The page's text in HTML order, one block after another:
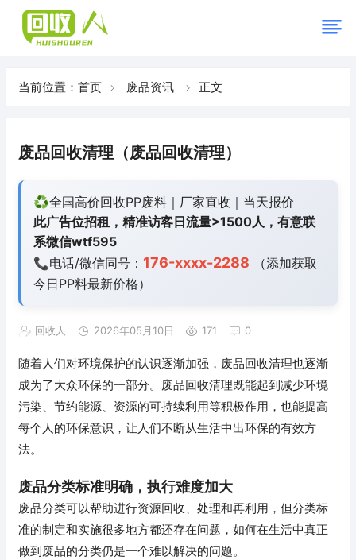
当前位置： 首页 废品资讯 正文
废品回收清理（废品回收清理）
♻️全国高价回收PP废料｜厂家直收｜当天报价
此广告位招租，精准访客日流量>1500人，有意联
系微信wtf595
📞电话/微信同号： 176-xxxx-2288 （添加获取
今日PP料最新价格）
回收人 2026年05月10日 171 0
随着人们对环境保护的认识逐渐加强，废品回收清理也逐渐
成为了大众环保的一部分。废品回收清理既能起到减少环境
污染、节约能源、资源的可持续利用等积极作用，也能提高
每个人的环保意识，让人们不断从生活中出环保的有效方
法。
废品分类标准明确，执行难度加大
废品分类可以帮助进行资源回收、处理和再利用，但分类标
准的制定和实施很多地方都还存在问题，如何在生活中真正
做到废品的分类仍是一个难以解决的问题。